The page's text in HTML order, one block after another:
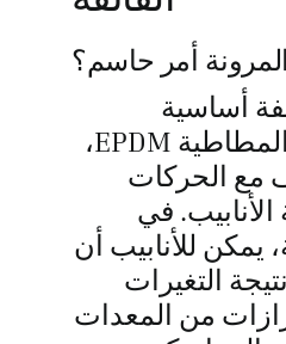
المرونة أمر حاسم؟
أساسية
لوصلات التمدد المطاطية EPDM،
مع الحركات
الأنابيب. في
يمكن للأنابيب أن
التغيرات
من المعدات